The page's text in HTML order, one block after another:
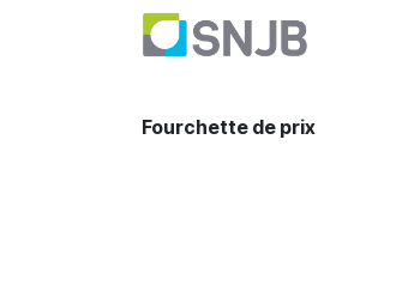
Se rendre au contenu
Fourchette de prix